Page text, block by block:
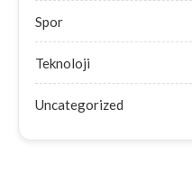
Spor
Teknoloji
Uncategorized